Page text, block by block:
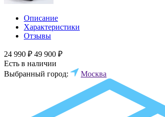
Описание
Характеристики
Отзывы
24 990 ₽ 49 900 ₽
Есть в наличии
Выбранный город:
Москва